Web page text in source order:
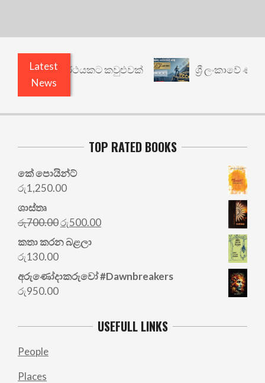
Latest
News
වෙනත් යථාර්ථයකට කවුළුවක් ශ්‍රී ලංකාවේ ණය
TOP RATED BOOKS
කේ පොයින්ට්
රු1,250.00
ශාස්තෘ
රු700.00Original
price
was:
රු500.00Current
කතා කරන බළලා
රු130.00
අරු‍ණෝදාකරුවෝ #Dawnbreakers
රු950.00
USEFULL LINKS
People
Places